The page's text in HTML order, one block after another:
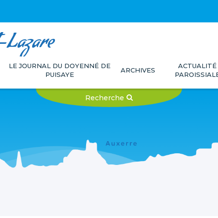
Lazare
ACTUALITÉ
LE JOURNAL DU DOYENNÉ DE
PUISAYE
ARCHIVES
Recherche